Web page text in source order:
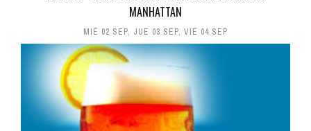
MANHATTAN
MIÉ 02 SEP, JUE 03 SEP, VIE 04 SEP